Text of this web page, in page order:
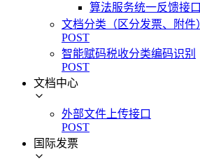
算法服务统一反馈接口
文档分类（区分发票、附件
POST
智能赋码税收分类编码识别
POST
文档中心
外部文件上传接口
POST
国际发票